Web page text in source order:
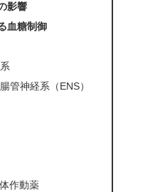
影響
血糖制御
管神経系（ENS）
作動薬